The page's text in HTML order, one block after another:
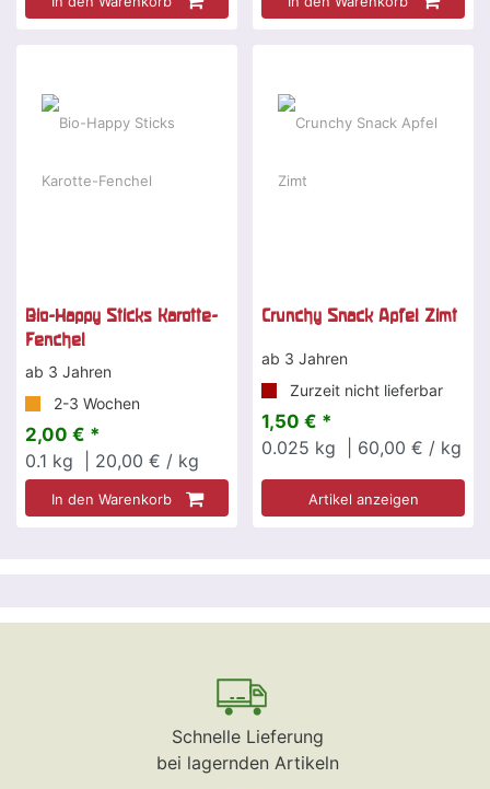
Bio-Happy Sticks Karotte-
Fenchel
ab 3 Jahren
2-3 Wochen
2,00 € *
0.1 kg | 20,00 € / kg
In den Warenkorb
Crunchy Snack Apfel Zimt
ab 3 Jahren
Zurzeit nicht lieferbar
1,50 € *
0.025 kg | 60,00 € / kg
Artikel anzeigen
Schnelle Lieferung
bei lagernden Artikeln